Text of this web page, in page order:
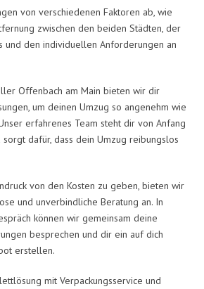
von verschiedenen Faktoren ab, wie
zwischen den beiden Städten, der
und den individuellen Anforderungen an
Offenbach am Main bieten wir dir
um deinen Umzug so angenehm wie
erfahrenes Team steht dir von Anfang
dafür, dass dein Umzug reibungslos
von den Kosten zu geben, bieten wir
und unverbindliche Beratung an. In
können wir gemeinsam deine
besprechen und dir ein auf dich
erstellen.
mit Verpackungsservice und